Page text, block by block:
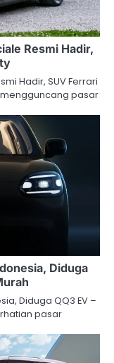
Resmi Hadir,
Hadir, SUV Ferrari
mengguncang pasar
Diduga
Diduga QQ3 EV –
pasar